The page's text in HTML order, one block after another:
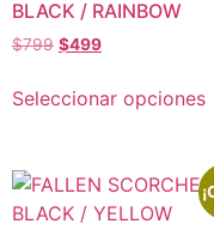
BLACK / RAINBOW
$799 $499
Seleccionar opciones